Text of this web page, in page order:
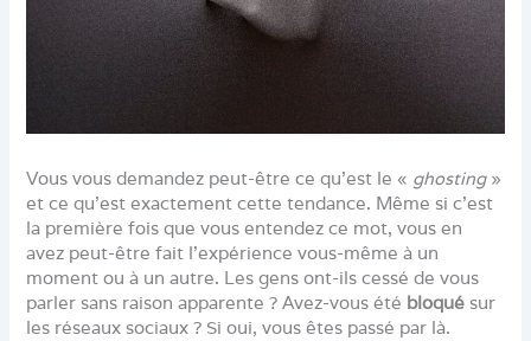
Vous vous demandez peut-être ce qu’est le « ghosting»
et ce qu’est exactement cette tendance. Même si c’est
la première fois que vous entendez ce mot, vous en
avez peut-être fait l’expérience vous-même à un
moment ou à un autre. Les gens ont-ils cessé de vous
parler sans raison apparente ? Avez-vous été bloqué sur
les réseaux sociaux ? Si oui, vous êtes passé par là.